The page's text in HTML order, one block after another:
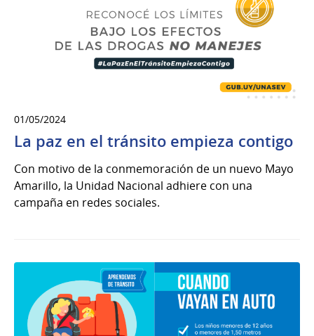
01/05/2024
La paz en el tránsito empieza contigo
Con motivo de la conmemoración de un nuevo Mayo
Amarillo, la Unidad Nacional adhiere con una
campaña en redes sociales.